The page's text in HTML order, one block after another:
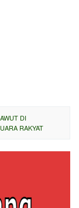
DI
RAKYAT